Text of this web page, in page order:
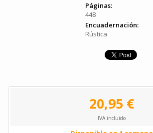
Páginas:
448
Encuadernación:
Rústica
20,95 €
IVA incluido